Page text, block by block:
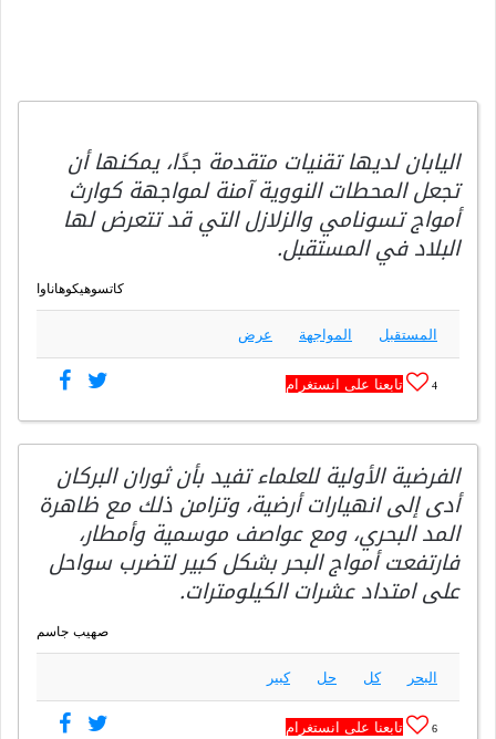
اليابان لديها تقنيات متقدمة جدًا، يمكنها أن
تجعل المحطات النووية آمنة لمواجهة كوارث
أمواج تسونامي والزلازل التي قد تتعرض لها
البلاد في المستقبل.
كاتسوهيكوهاناوا
المستقبل المواجهة عرض
4 تابعنا على انستغرام
الفرضية الأولية للعلماء تفيد بأن ثوران البركان
أدى إلى انهيارات أرضية، وتزامن ذلك مع ظاهرة
المد البحري، ومع عواصف موسمية وأمطار،
فارتفعت أمواج البحر بشكل كبير لتضرب سواحل
على امتداد عشرات الكيلومترات.
صهيب جاسم
البحر كل حل كبير
6 تابعنا على انستغرام